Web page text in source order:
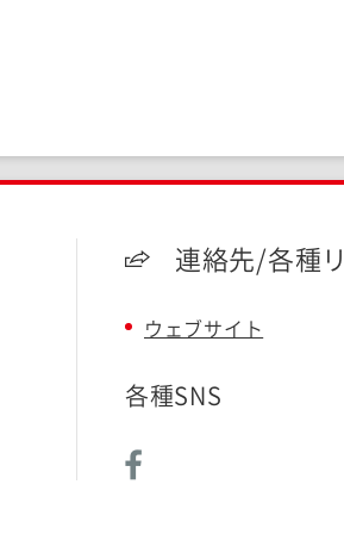
連絡先/各種
ウェブサイト
各種SNS